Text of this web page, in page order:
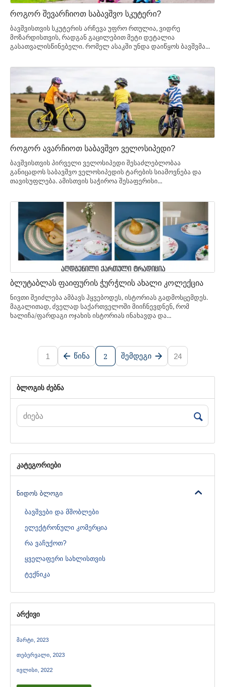
როგორ შევარჩიოთ საბავშვო სკუტერი?
ბავშვისთვის სკუტერის არჩევა უფრო რთულია, ვიდრე
მოზარდისთვის, რადგან გაცილებით მეტი დეტალია
გასათვალისწინებელი. რომელ ასაკში უნდა დაიწყოს ბავშვმა...
როგორ ავარჩიოთ საბავშვო ველოსიპედი?
ბავშვისთვის პირველი ველოსიპედი შესაძლებლობაა
განიცადოს საბავშვო ველოსიპედის ტარების სიამოვნება და
თავისუფლება. ამისთვის საჭიროა შესაფერისი...
ბლუტაბლას ფაიფურის ჭურჭლის ახალი კოლექცია
ნივთი შეიძლება ამბავს ჰყვებოდეს, ისტორიას გადმოსცემდეს.
მაგალითად, ძველად საქართველოში მიიჩნევდნენ, რომ
ხალიჩა/ფარდაგი ოჯახის ისტორიას ინახავდა და...
1 ᲬᲘᲜᲐ 2 ᲨᲔᲛᲓᲔᲒᲘ 24
ბლოგის ძებნა
კატეგორიები
ნიდოს ბლოგი
ბავშვები და მშობლები
ელექტრონული კომერცია
რა ვაჩუქოთ?
ყველაფერი სახლისთვის
ტექნიკა
არქივი
მარტი, 2023
თებერვალი, 2023
ივლისი, 2022